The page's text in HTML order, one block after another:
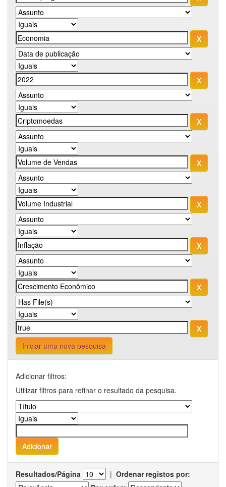
Iniciar uma nova pesquisa
Adicionar filtros:
Utilizar filtros para refinar o resultado da pesquisa.
Resultados/Página | Ordenar registos por: